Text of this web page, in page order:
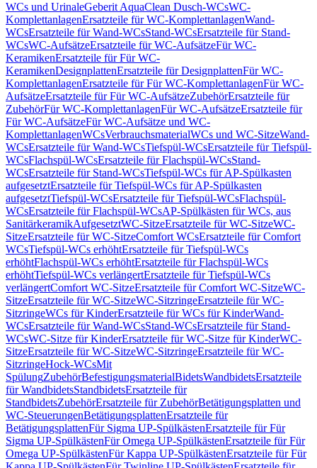
WCs und UrinaleGeberit AquaClean Dusch-WCsWC-
KomplettanlagenErsatzteile für WC-KomplettanlagenWand-
WCsErsatzteile für Wand-WCsStand-WCsErsatzteile für Stand-
WCsWC-AufsätzeErsatzteile für WC-AufsätzeFür WC-
KeramikenErsatzteile für Für WC-
KeramikenDesignplattenErsatzteile für DesignplattenFür WC-
KomplettanlagenErsatzteile für Für WC-KomplettanlagenFür WC-
AufsätzeErsatzteile für Für WC-AufsätzeZubehörErsatzteile für
ZubehörFür WC-KomplettanlagenFür WC-AufsätzeErsatzteile für
Für WC-AufsätzeFür WC-Aufsätze und WC-
KomplettanlagenWCsVerbrauchsmaterialWCs und WC-SitzeWand-
WCsErsatzteile für Wand-WCsTiefspül-WCsErsatzteile für Tiefspül-
WCsFlachspül-WCsErsatzteile für Flachspül-WCsStand-
WCsErsatzteile für Stand-WCsTiefspül-WCs für AP-Spülkasten
aufgesetztErsatzteile für Tiefspül-WCs für AP-Spülkasten
aufgesetztTiefspül-WCsErsatzteile für Tiefspül-WCsFlachspül-
WCsErsatzteile für Flachspül-WCsAP-Spülkästen für WCs, aus
SanitärkeramikAufgesetztWC-SitzeErsatzteile für WC-SitzeWC-
SitzeErsatzteile für WC-SitzeComfort WCsErsatzteile für Comfort
WCsTiefspül-WCs erhöhtErsatzteile für Tiefspül-WCs
erhöhtFlachspül-WCs erhöhtErsatzteile für Flachspül-WCs
erhöhtTiefspül-WCs verlängertErsatzteile für Tiefspül-WCs
verlängertComfort WC-SitzeErsatzteile für Comfort WC-SitzeWC-
SitzeErsatzteile für WC-SitzeWC-SitzringeErsatzteile für WC-
SitzringeWCs für KinderErsatzteile für WCs für KinderWand-
WCsErsatzteile für Wand-WCsStand-WCsErsatzteile für Stand-
WCsWC-Sitze für KinderErsatzteile für WC-Sitze für KinderWC-
SitzeErsatzteile für WC-SitzeWC-SitzringeErsatzteile für WC-
SitzringeHock-WCsMit
SpülungZubehörBefestigungsmaterialBidetsWandbidetsErsatzteile
für WandbidetsStandbidetsErsatzteile für
StandbidetsZubehörErsatzteile für ZubehörBetätigungsplatten und
WC-SteuerungenBetätigungsplattenErsatzteile für
BetätigungsplattenFür Sigma UP-SpülkästenErsatzteile für Für
Sigma UP-SpülkästenFür Omega UP-SpülkästenErsatzteile für Für
Omega UP-SpülkästenFür Kappa UP-SpülkästenErsatzteile für Für